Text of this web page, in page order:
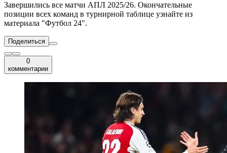
Завершились все матчи АПЛ 2025/26. Окончательные
позиции всех команд в турнирной таблице узнайте из
материала "Футбол 24".
Поделиться
0
комментарии